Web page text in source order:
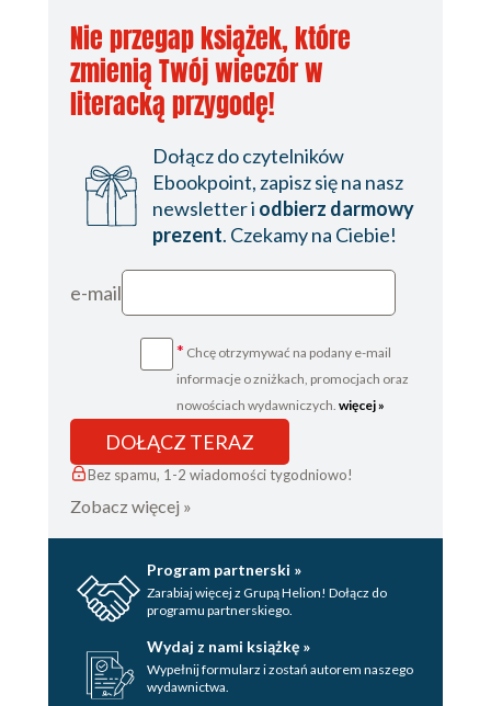
Nie przegap książek, które
zmienią Twój wieczór w
literacką przygodę!
Dołącz do czytelników
Ebookpoint, zapisz się na nasz
newsletter i odbierz darmowy
prezent. Czekamy na Ciebie!
e-mail
* Chcę otrzymywać na podany e-mail
informacje o zniżkach, promocjach oraz
nowościach wydawniczych. więcej »
DOŁĄCZ TERAZ
Bez spamu, 1-2 wiadomości tygodniowo!
Zobacz więcej »
Program partnerski »
Zarabiaj więcej z Grupą Helion! Dołącz do
programu partnerskiego.
Wydaj z nami książkę »
Wypełnij formularz i zostań autorem naszego
wydawnictwa.